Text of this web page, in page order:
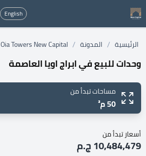
English
الرئيسية / المدونة /
Oia Towers New Capital
وحدات للبيع في ابراج اويا العاصمة
مساحات تبدأ من
50 م²
أسعار تبدأ من
10,484,479 ج.م